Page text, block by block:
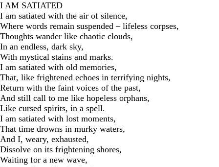
I AM SATIATED
I am satiated with the air of silence,
Where words remain suspended – lifeless corpses,
Thoughts wander like chaotic clouds,
In an endless, dark sky,
With mystical stains and marks.
I am satiated with old memories,
That, like frightened echoes in terrifying nights,
Return with the faint voices of the past,
And still call to me like hopeless orphans,
Like cursed spirits, in a spell.
I am satiated with lost moments,
That time drowns in murky waters,
And I, weary, exhausted,
Dissolve on its frightening shores,
Waiting for a new wave,